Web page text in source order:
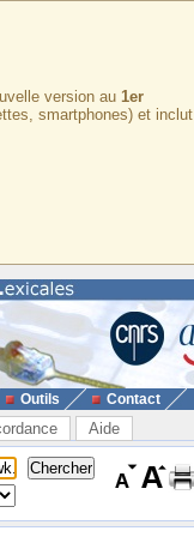
version au 1er
smartphones) et inclut
Outils Contact
Aide